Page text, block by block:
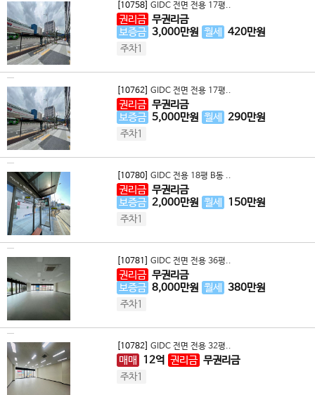
[10758] GIDC 전면 전용 17평..
권리금 무권리금
보증금 3,000만원 월세 420만원
주차1
[10762] GIDC 전면 전용 17평..
권리금 무권리금
보증금 5,000만원 월세 290만원
주차1
[10780] GIDC 전용 18평 B동 ..
권리금 무권리금
보증금 2,000만원 월세 150만원
주차1
[10781] GIDC 전면 전용 36평..
권리금 무권리금
보증금 8,000만원 월세 380만원
주차1
[10782] GIDC 전면 전용 32평..
매매 12억 권리금 무권리금
주차1